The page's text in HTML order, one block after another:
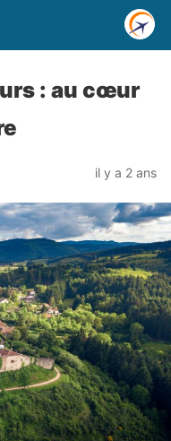
: au cœur
il y a 2 ans